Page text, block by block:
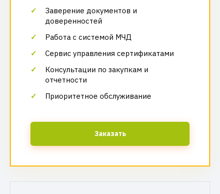
Заверение документов и
доверенностей
Работа с системой МЧД
Сервис управления сертификатами
Консультации по закупкам и
отчетности
Приоритетное обслуживание
Заказать